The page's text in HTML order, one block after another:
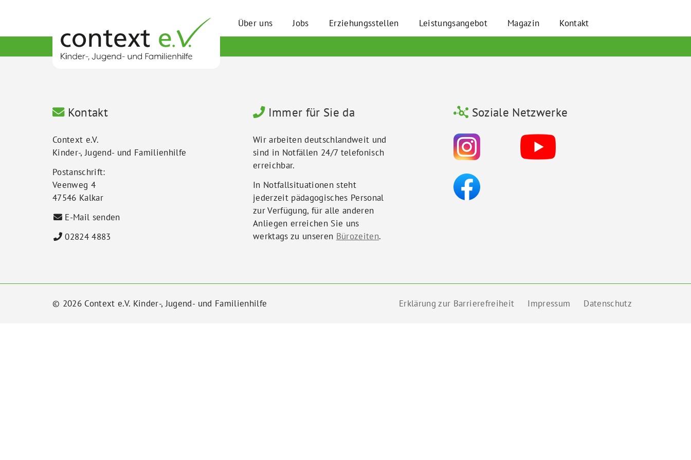
Über uns Jobs Erziehungsstellen Leistungsangebot Magazin Kontakt
Kontakt
Context e.V.
Kinder-, Jugend- und Familienhilfe
Postanschrift:
Veenweg 4
47546 Kalkar
E-Mail senden
02824 4883
Immer für Sie da
Wir arbeiten deutschlandweit und
sind in Notfällen 24/7 telefonisch
erreichbar.
In Notfallsituationen steht
jederzeit pädagogisches Personal
zur Verfügung, für alle anderen
Anliegen erreichen Sie uns
werktags zu unseren Bürozeiten.
Soziale Netzwerke
© 2026 Context e.V. Kinder-, Jugend- und Familienhilfe Erklärung zur Barrierefreiheit Impressum Datenschutz